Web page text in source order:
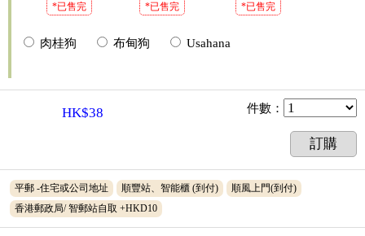
*已售完 *已售完 *已售完
肉桂狗 布甸狗 Usahana
HK$38 件數 ：
訂購
平郵 -住宅或公司地址 順豐站、智能櫃 (到付)
順風上門(到付)
香港郵政局/ 智郵站自取 +HKD10